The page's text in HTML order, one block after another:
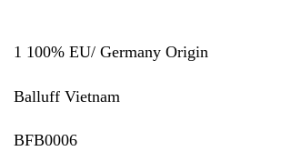
1 100% EU/ Germany Origin
Balluff Vietnam
BFB0006